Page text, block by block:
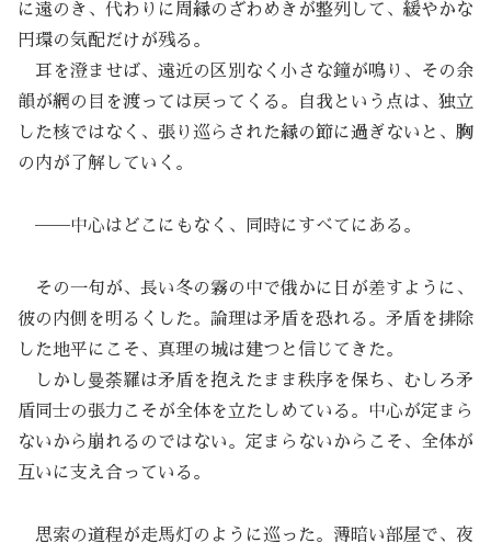
に遠のき、代わりに周縁のざわめきが整列して、緩やかな
円環の気配だけが残る。
耳を澄ませば、遠近の区別なく小さな鐘が鳴り、その余
韻が網の目を渡っては戻ってくる。自我という点は、独立
した核ではなく、張り巡らされた縁の節に過ぎないと、胸
の内が了解していく。
──中心はどこにもなく、同時にすべてにある。
その一句が、長い冬の霧の中で俄かに日が差すように、
彼の内側を明るくした。論理は矛盾を恐れる。矛盾を排除
した地平にこそ、真理の城は建つと信じてきた。
しかし曼荼羅は矛盾を抱えたまま秩序を保ち、むしろ矛
盾同士の張力こそが全体を立たしめている。中心が定まら
ないから崩れるのではない。定まらないからこそ、全体が
互いに支え合っている。
思索の道程が走馬灯のように巡った。薄暗い部屋で、夜